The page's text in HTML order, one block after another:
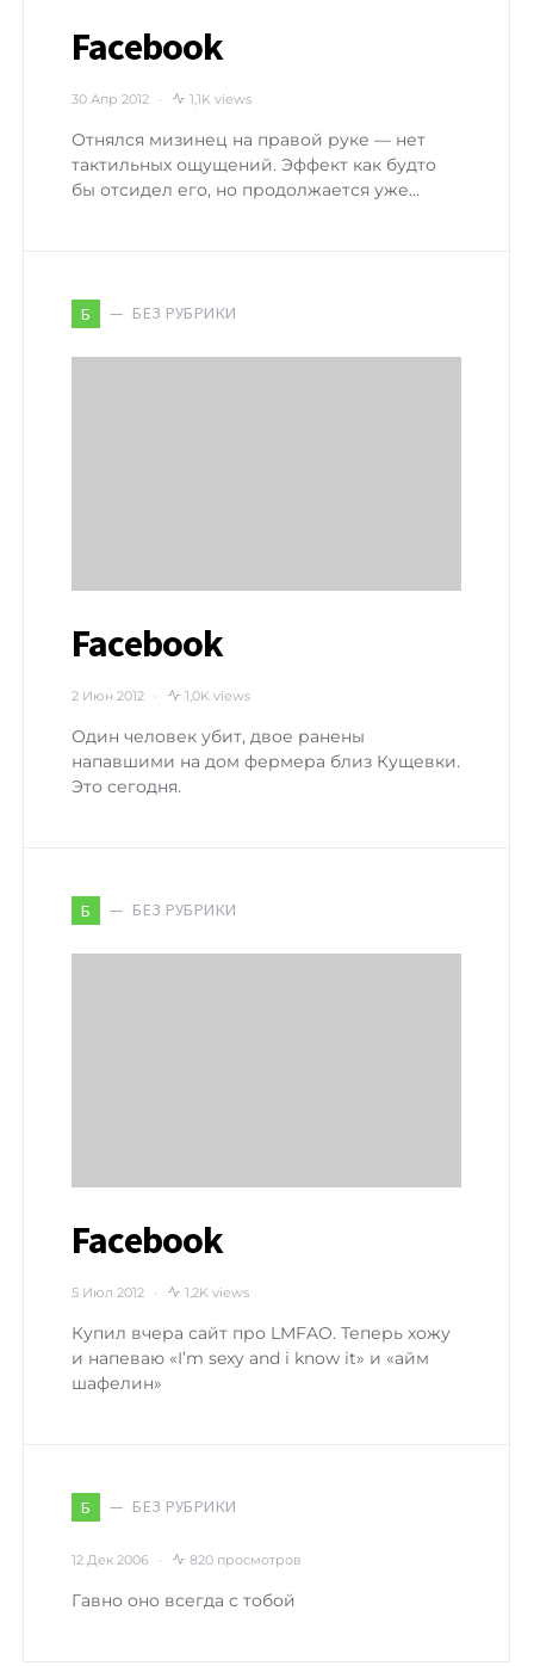
Facebook
30 Апр 2012 1,1K views
Отнялся мизинец на правой руке — нет
тактильных ощущений. Эффект как будто
бы отсидел его, но продолжается уже…
Б БЕЗ РУБРИКИ
Facebook
2 Июн 2012 1,0K views
Один человек убит, двое ранены
напавшими на дом фермера близ Кущевки.
Это сегодня.
Б БЕЗ РУБРИКИ
Facebook
5 Июл 2012 1,2K views
Купил вчера сайт про LMFAO. Теперь хожу
и напеваю «I’m sexy and i know it» и «айм
шафелин»
Б БЕЗ РУБРИКИ
12 Дек 2006 820 просмотров
Гавно оно всегда с тобой